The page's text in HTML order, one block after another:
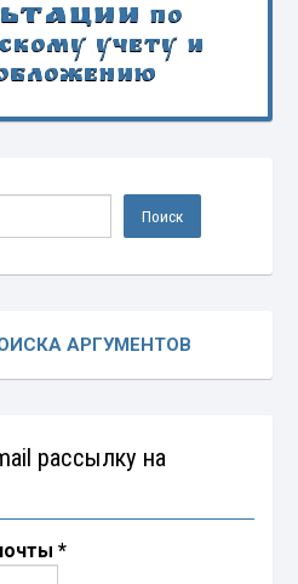
по
учету и
АРГУМЕНТОВ
рассылку на
*